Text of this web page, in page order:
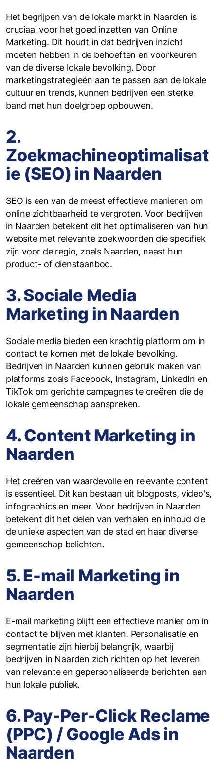
Het begrijpen van de lokale markt in Naarden is
cruciaal voor het goed inzetten van Online
Marketing. Dit houdt in dat bedrijven inzicht
moeten hebben in de behoeften en voorkeuren
van de diverse lokale bevolking. Door
marketingstrategieën aan te passen aan de lokale
cultuur en trends, kunnen bedrijven een sterke
band met hun doelgroep opbouwen.
2.
Zoekmachineoptimalisat
ie (SEO) in Naarden
SEO is een van de meest effectieve manieren om
online zichtbaarheid te vergroten. Voor bedrijven
in Naarden betekent dit het optimaliseren van hun
website met relevante zoekwoorden die specifiek
zijn voor de regio, zoals Naarden, naast hun
product- of dienstaanbod.
3. Sociale Media
Marketing in Naarden
Sociale media bieden een krachtig platform om in
contact te komen met de lokale bevolking.
Bedrijven in Naarden kunnen gebruik maken van
platforms zoals Facebook, Instagram, LinkedIn en
TikTok om gerichte campagnes te creëren die de
lokale gemeenschap aanspreken.
4. Content Marketing in
Naarden
Het creëren van waardevolle en relevante content
is essentieel. Dit kan bestaan uit blogposts, video's,
infographics en meer. Voor bedrijven in Naarden
betekent dit het delen van verhalen en inhoud die
de unieke aspecten van de stad en haar diverse
gemeenschap belichten.
5. E-mail Marketing in
Naarden
E-mail marketing blijft een effectieve manier om in
contact te blijven met klanten. Personalisatie en
segmentatie zijn hierbij belangrijk, waarbij
bedrijven in Naarden zich richten op het leveren
van relevante en gepersonaliseerde berichten aan
hun lokale publiek.
6. Pay-Per-Click Reclame
(PPC) / Google Ads in
Naarden